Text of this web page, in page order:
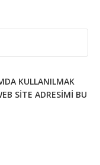
KULLANILMAK
SITE ADRESIMI BU